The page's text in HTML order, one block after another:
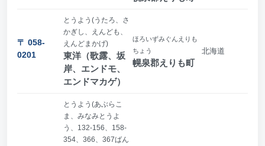
〒 058-
0201
とうよう(うたろ、さ
かぎし、えんども、
えんどまかげ)
東洋（歌露、坂
岸、エンドモ、
エンドマカゲ）
ほろいずみぐんえりも
ちょう
幌泉郡えりも町
北海道
とうよう(あぶらこ
ま、みなみとうよ
う、132-156、158-
354、366、367ばん